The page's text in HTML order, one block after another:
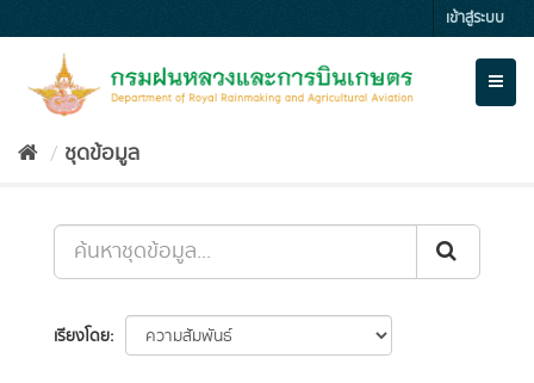
to
เข้าสู่ระบบ
ชุดข้อมูล
เรียงโดย